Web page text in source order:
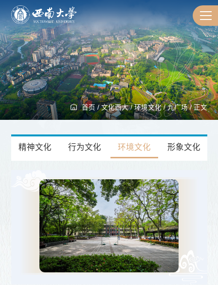
首页 /文化西大/环境文化/九广场/正文
精神文化 行为文化 环境文化 形象文化